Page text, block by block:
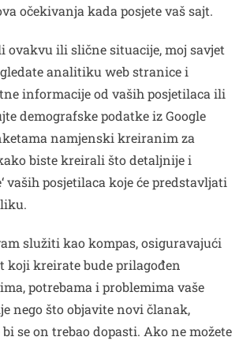
očekivanja kada posjete vaš sajt.
ovakvu ili slične situacije, moj savjet
analitiku web stranice i
informacije od vaših posjetilaca ili
demografske podatke iz Google
namjenski kreiranim za
biste kreirali što detaljnije i
vaših posjetilaca koje će predstavljati
vam služiti kao kompas, osiguravajući
koji kreirate bude prilagođen
potrebama i problemima vaše
nego što objavite novi članak,
se on trebao dopasti. Ako ne možete